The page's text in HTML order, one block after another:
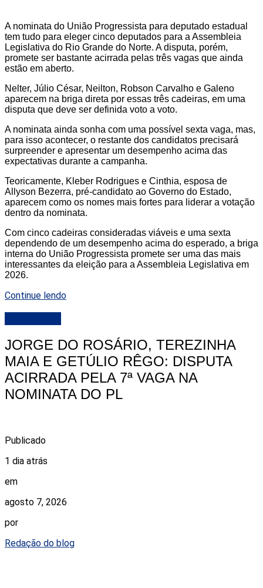
A nominata do União Progressista para deputado estadual
tem tudo para eleger cinco deputados para a Assembleia
Legislativa do Rio Grande do Norte. A disputa, porém,
promete ser bastante acirrada pelas três vagas que ainda
estão em aberto.
Nelter, Júlio César, Neilton, Robson Carvalho e Galeno
aparecem na briga direta por essas três cadeiras, em uma
disputa que deve ser definida voto a voto.
A nominata ainda sonha com uma possível sexta vaga, mas,
para isso acontecer, o restante dos candidatos precisará
surpreender e apresentar um desempenho acima das
expectativas durante a campanha.
Teoricamente, Kleber Rodrigues e Cinthia, esposa de
Allyson Bezerra, pré-candidato ao Governo do Estado,
aparecem como os nomes mais fortes para liderar a votação
dentro da nominata.
Com cinco cadeiras consideradas viáveis e uma sexta
dependendo de um desempenho acima do esperado, a briga
interna do União Progressista promete ser uma das mais
interessantes da eleição para a Assembleia Legislativa em
2026.
Continue lendo
JORGE DO ROSÁRIO, TEREZINHA
MAIA E GETÚLIO RÊGO: DISPUTA
ACIRRADA PELA 7ª VAGA NA
NOMINATA DO PL
Publicado
1 dia atrás
em
agosto 7, 2026
por
Redação do blog